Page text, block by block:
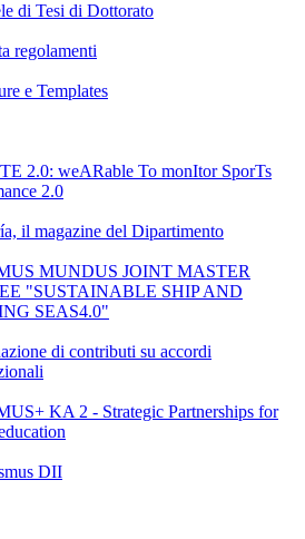
di Tesi di Dottorato
regolamenti
e Templates
2.0: weARable To monItor SporTs
2.0
il magazine del Dipartimento
MUNDUS JOINT MASTER
"SUSTAINABLE SHIP AND
SEAS4.0"
di contributi su accordi
KA 2 - Strategic Partnerships for
DII